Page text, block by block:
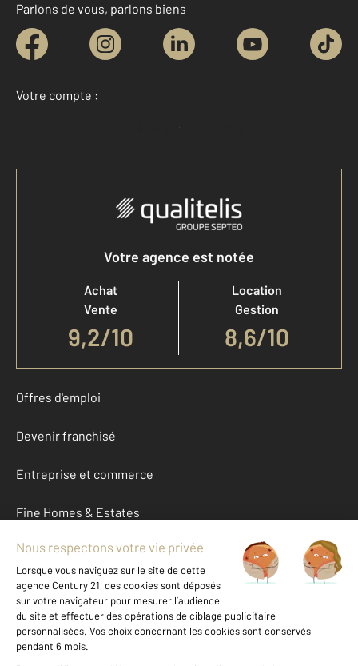
Parlons de vous, parlons biens
Votre compte :
Accéder à mon compte
Votre agence est notée
Achat
Vente
9,2/10
Location
Gestion
8,6/10
Offres d'emploi
Devenir franchisé
Entreprise et commerce
Fine Homes & Estates
À propos
International
Nous contacter